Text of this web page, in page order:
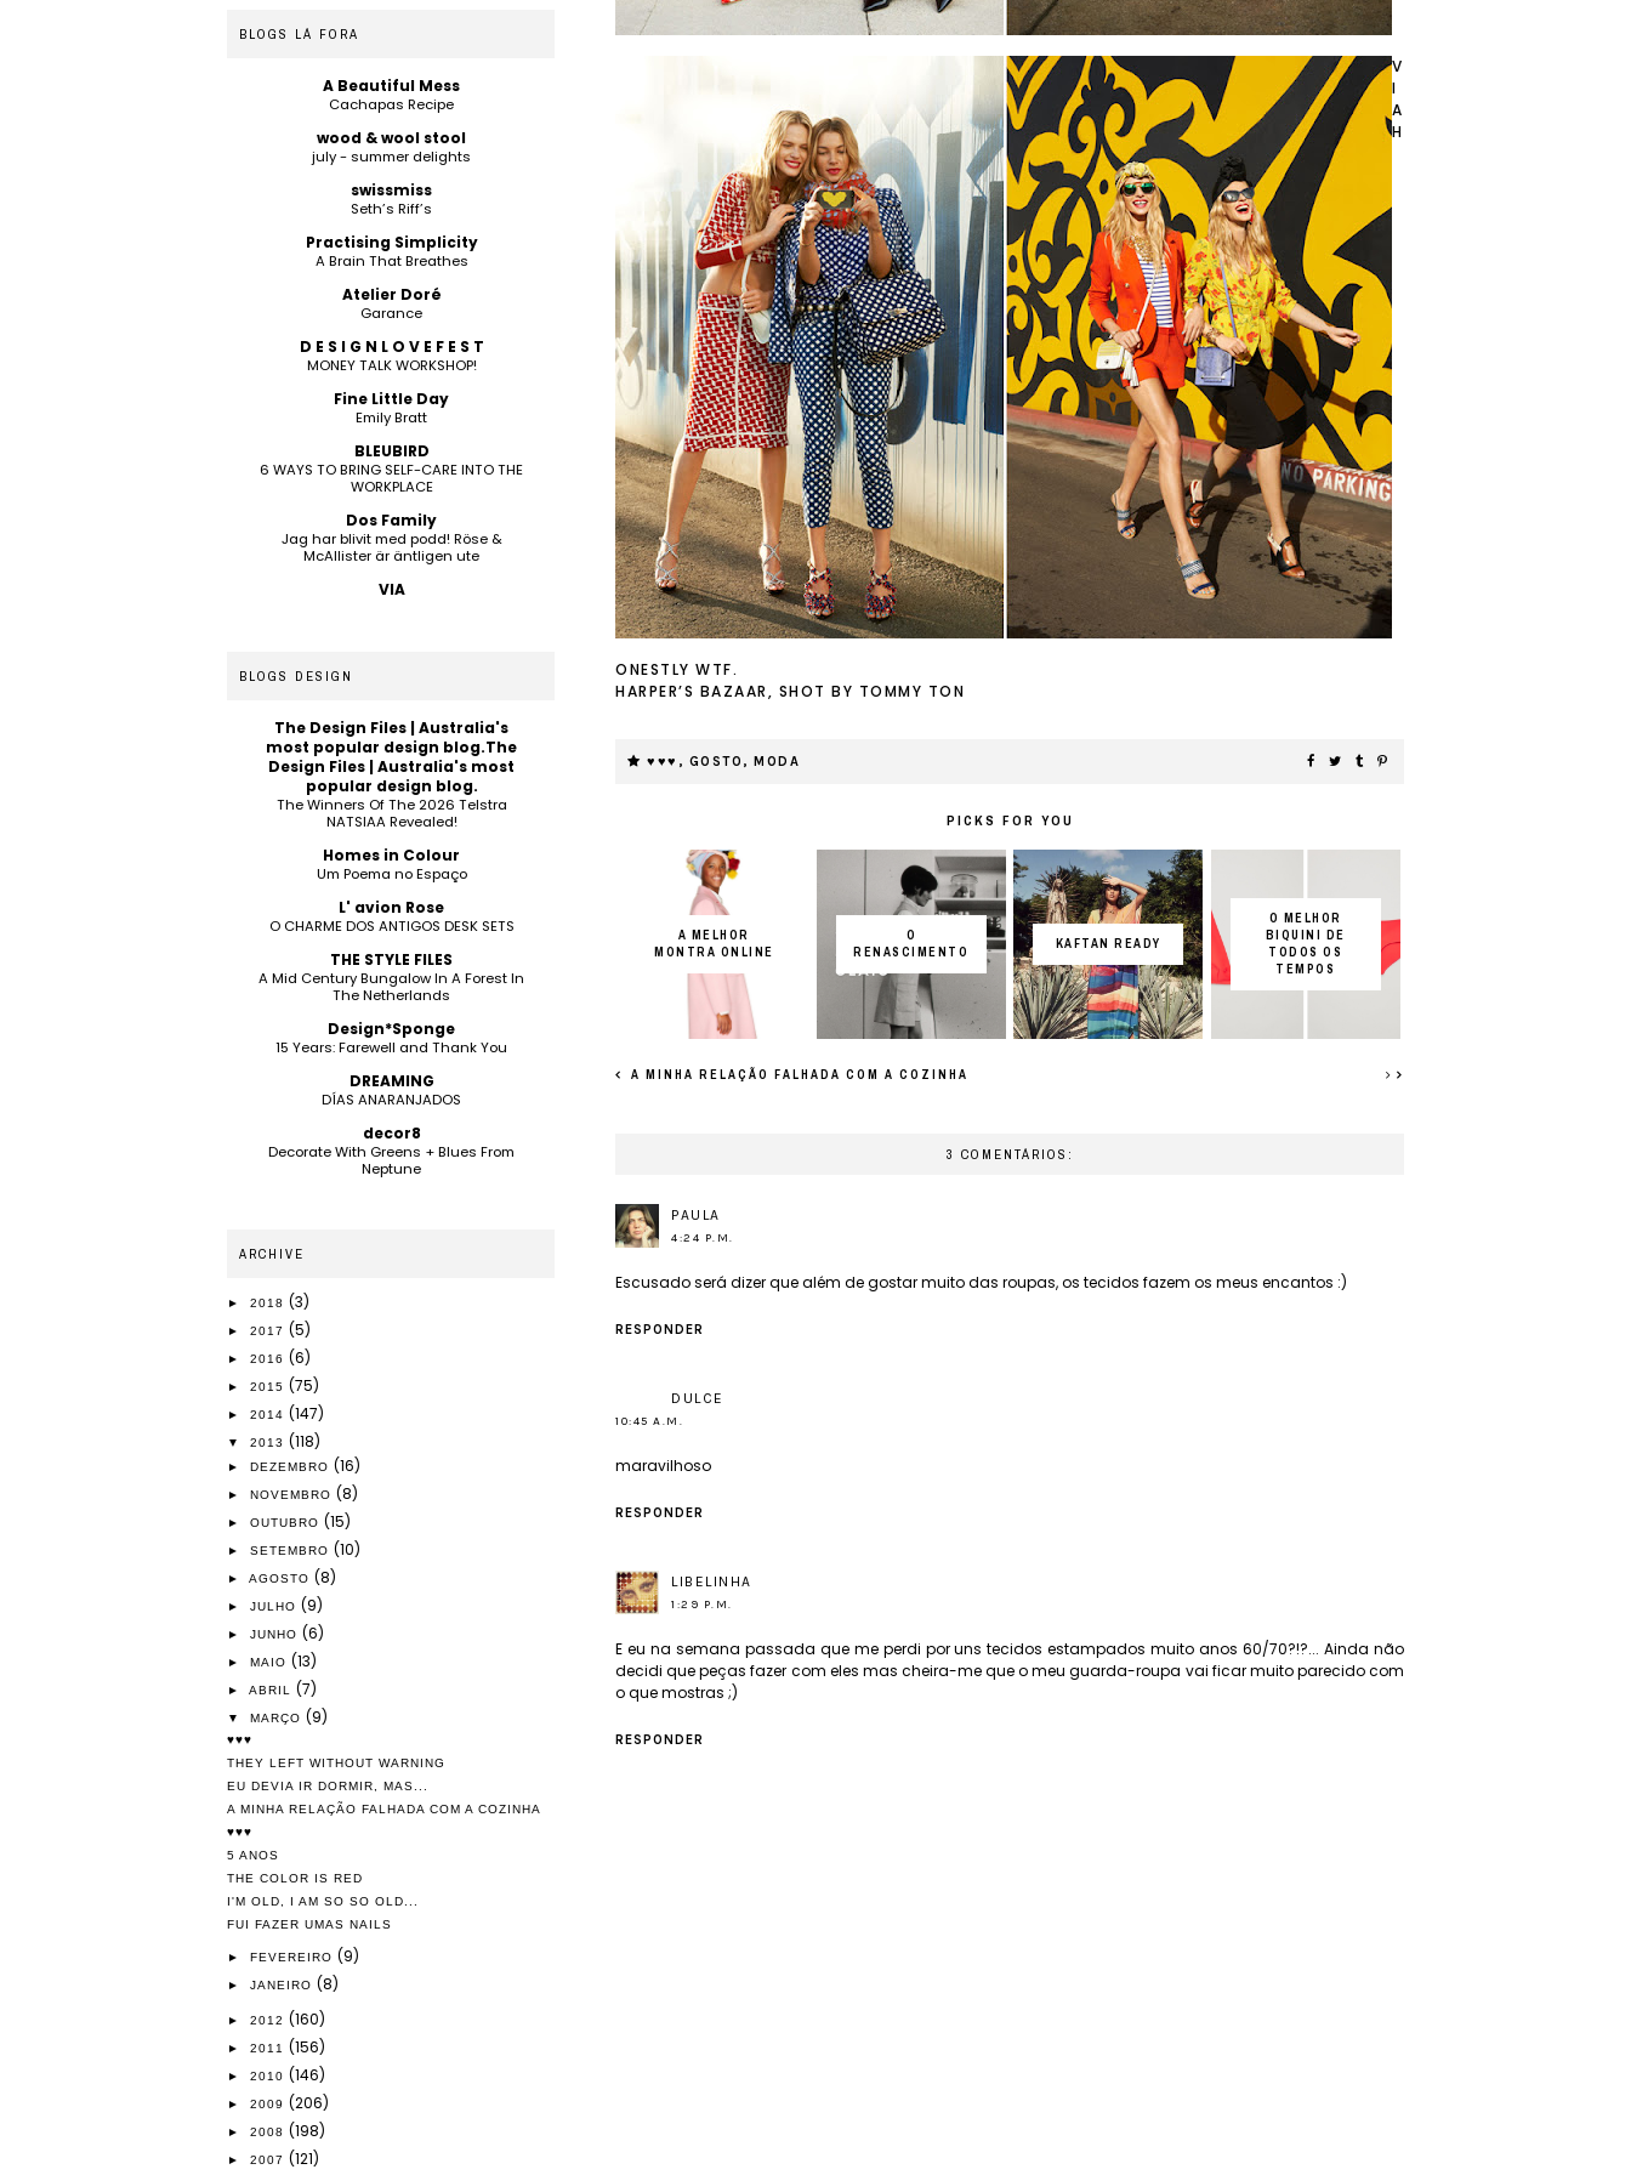
V
I
A
H
ONESTLY WTF.
HARPER’S BAZAAR, SHOT BY TOMMY TON
♥♥♥ , GOSTO , MODA
PICKS FOR YOU
A MELHOR
MONTRA ONLINE
O
RENASCIMENTO
KAFTAN READY
O MELHOR
BIQUINI DE
TODOS OS
TEMPOS
A MINHA RELAÇÃO FALHADA COM A COZINHA
3 COMENTÁRIOS:
PAULA
4:24 P.M.
Escusado será dizer que além de gostar muito das roupas, os tecidos fazem os meus encantos :)
RESPONDER
DULCE
10:45 A.M.
maravilhoso
RESPONDER
LIBELINHA
1:29 P.M.
E eu na semana passada que me perdi por uns tecidos estampados muito anos 60/70?!?... Ainda não
decidi que peças fazer com eles mas cheira-me que o meu guarda-roupa vai ficar muito parecido com
o que mostras ;)
RESPONDER
BLOGS LÁ FORA
A Beautiful Mess
Cachapas Recipe
wood & wool stool
july - summer delights
swissmiss
Seth’s Riff’s
Practising Simplicity
A Brain That Breathes
Atelier Doré
Garance
D E S I G N L O V E F E S T
MONEY TALK WORKSHOP!
Fine Little Day
Emily Bratt
BLEUBIRD
6 WAYS TO BRING SELF-CARE INTO THE
WORKPLACE
Dos Family
Jag har blivit med podd! Röse &
McAllister är äntligen ute
VIA
BLOGS DESIGN
The Design Files | Australia's
most popular design blog.The
Design Files | Australia's most
popular design blog.
The Winners Of The 2026 Telstra
NATSIAA Revealed!
Homes in Colour
Um Poema no Espaço
L' avion Rose
O CHARME DOS ANTIGOS DESK SETS
THE STYLE FILES
A Mid Century Bungalow In A Forest In
The Netherlands
Design*Sponge
15 Years: Farewell and Thank You
DREAMING
DÍAS ANARANJADOS
decor8
Decorate With Greens + Blues From
Neptune
ARCHIVE
► 2018 (3)
► 2017 (5)
► 2016 (6)
► 2015 (75)
► 2014 (147)
▼ 2013 (118)
► DEZEMBRO (16)
► NOVEMBRO (8)
► OUTUBRO (15)
► SETEMBRO (10)
► AGOSTO (8)
► JULHO (9)
► JUNHO (6)
► MAIO (13)
► ABRIL (7)
▼ MARÇO (9)
♥♥♥
THEY LEFT WITHOUT WARNING
EU DEVIA IR DORMIR, MAS...
A MINHA RELAÇÃO FALHADA COM A COZINHA
♥♥♥
5 ANOS
THE COLOR IS RED
I'M OLD, I AM SO SO OLD...
FUI FAZER UMAS NAILS
► FEVEREIRO (9)
► JANEIRO (8)
► 2012 (160)
► 2011 (156)
► 2010 (146)
► 2009 (206)
► 2008 (198)
► 2007 (121)